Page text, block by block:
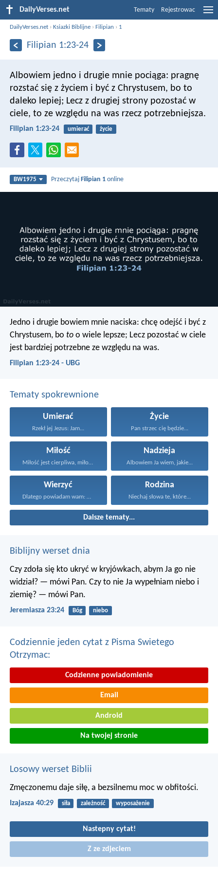
DailyVerses.net Tematy Rejestrowac
DailyVerses.net ›Ksiazki Biblijne ›Filipian › 1
Filipian 1:23-24
Albowiem jedno i drugie mnie pociąga: pragnę
rozstać się z życiem i być z Chrystusem, bo to
daleko lepiej; Lecz z drugiej strony pozostać w
ciele, to ze względu na was rzecz potrzebniejsza.
Filipian 1:23-24 umierać życie
BW1975 PrzeczytajFilipian 1 online
Jedno i drugie bowiem mnie naciska: chcę odejść i być z
Chrystusem, bo to o wiele lepsze; Lecz pozostać w ciele
jest bardziej potrzebne ze względu na was.
Filipian 1:23-24 - UBG
Tematy spokrewnione
Umierać
Rzekł jej Jezus: Jam...
Życie
Pan strzec cię będzie...
Miłość
Miłość jest cierpliwa, miłość...
Nadzieja
Albowiem Ja wiem, jakie...
Wierzyć
Dlatego powiadam wam: Wszystko...
Rodzina
Niechaj słowa te, które...
Dalsze tematy...
Biblijny werset dnia
Czy zdoła się kto ukryć w kryjówkach, abym Ja go nie
widział? — mówi Pan. Czy to nie Ja wypełniam niebo i
ziemię? — mówi Pan.
Jeremiasza 23:24 Bóg niebo
Codziennie jeden cytat z Pisma Swietego
Otrzymac:
Codzienne powiadomienie
Email
Android
Na twojej stronie
Losowy werset Biblii
Zmęczonemu daje siłę, a bezsilnemu moc w obfitości.
Izajasza 40:29 siła zależność wyposażenie
Nastepny cytat!
Z ze zdjeciem